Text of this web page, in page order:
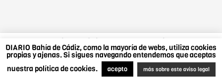
DIARIO Bahía de Cádiz, como la mayoría de webs, utiliza cookies
propias y ajenas. Si sigues navegando entendemos que aceptas
nuestra política de cookies.
acepto más sobre este aviso legal
DIARIO Bahía de Cádiz, como la mayoría de webs,
utiliza cookies propias y ajenas. Si sigues navegando
entendemos que aceptas nuestra política de cookies.
Más sobre este aviso legal
Acepto